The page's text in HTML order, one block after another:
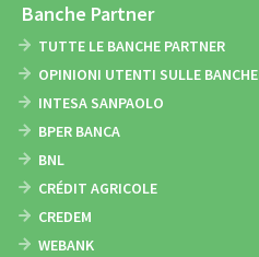
Banche Partner
TUTTE LE BANCHE PARTNER
OPINIONI UTENTI SULLE BANCHE
INTESA SANPAOLO
BPER BANCA
BNL
CRÉDIT AGRICOLE
CREDEM
WEBANK